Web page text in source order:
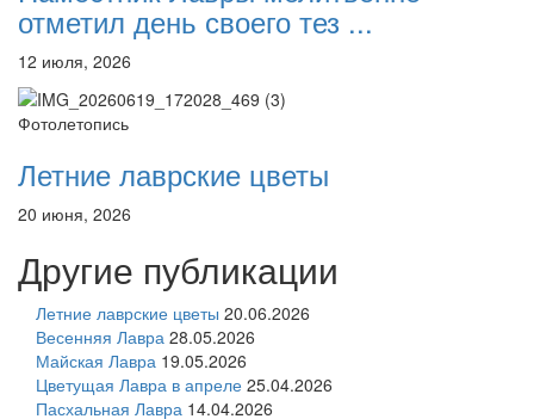
отметил день своего тез ...
12 июля, 2026
Фотолетопись
Летние лаврские цветы
20 июня, 2026
Другие публикации
Летние лаврские цветы 20.06.2026
Весенняя Лавра 28.05.2026
Майская Лавра 19.05.2026
Цветущая Лавра в апреле 25.04.2026
Пасхальная Лавра 14.04.2026